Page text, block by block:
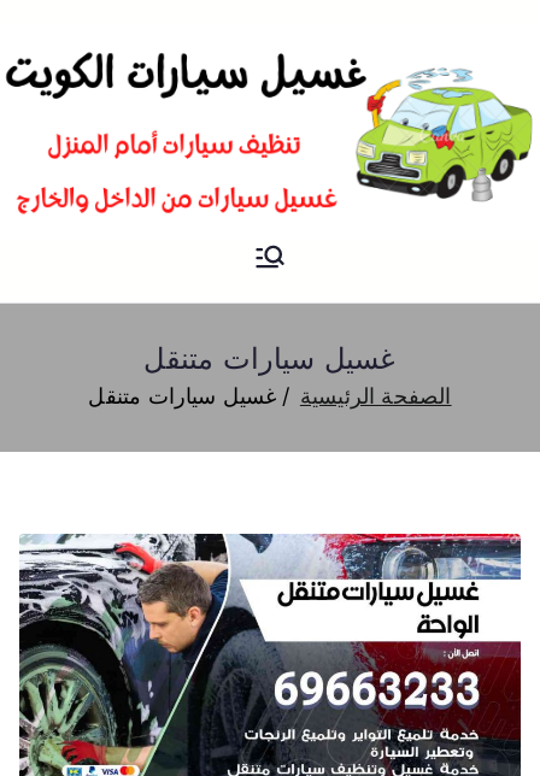
سيارات
شركة تنظيف سيارات و تلميع و
غسيل سيارات متنقل
الصفحة الرئيسية غسيل سيارات متنقل